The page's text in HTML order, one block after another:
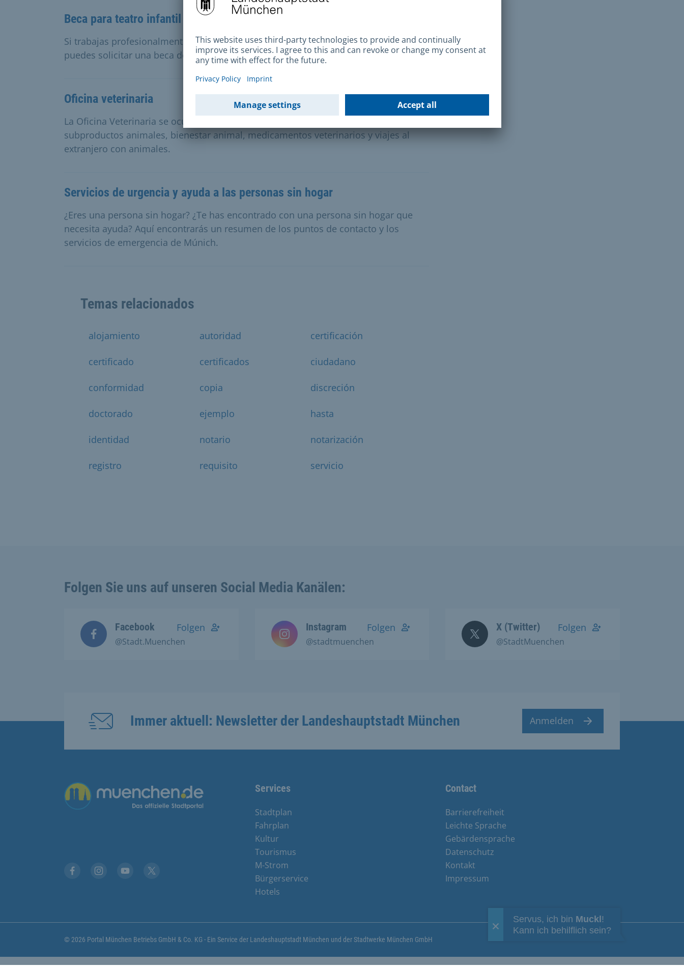
Beca para teatro infantil y juvenil
Si trabajas profesionalmente en teatro infantil y juvenil en la escena independiente,
puedes solicitar una beca de la ciudad.
Oficina veterinaria
La Oficina Veterinaria se ocupa de higiene alimentaria, enfermedades animales y
subproductos animales, bienestar animal, medicamentos veterinarios y viajes al
extranjero con animales.
Servicios de urgencia y ayuda a las personas sin hogar
¿Eres una persona sin hogar? ¿Te has encontrado con una persona sin hogar que
necesita ayuda? Aquí encontrarás un resumen de los puntos de contacto y los
servicios de emergencia de Múnich.
Temas relacionados
alojamiento autoridad certificación
certificado certificados ciudadano
conformidad copia discreción
doctorado ejemplo hasta
identidad notario notarización
registro requisito servicio
Folgen Sie uns auf unseren Social Media Kanälen:
Facebook
@Stadt.Muenchen
Folgen Instagram
@stadtmuenchen
Folgen X (Twitter)
@StadtMuenchen
Folgen
Immer aktuell: Newsletter der Landeshauptstadt München Anmelden
Übergreifende Links Services
Stadtplan
Fahrplan
Kultur
Tourismus
M-Strom
Bürgerservice
Hotels
Contact
Barrierefreiheit
Leichte Sprache
Gebärdensprache
Datenschutz
Kontakt
Impressum
© 2026 Portal München Betriebs GmbH & Co. KG - Ein Service der Landeshauptstadt München und der Stadtwerke München GmbH
Servus, ich bin Muckl!
Kann ich behilflich sein?